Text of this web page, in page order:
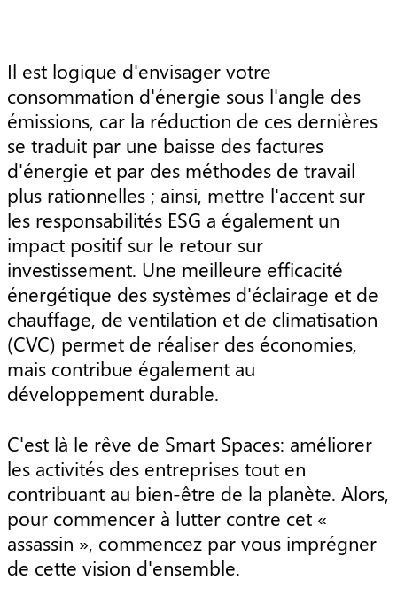
Il est logique d'envisager votre
consommation d'énergie sous l'angle des
émissions, car la réduction de ces dernières
se traduit par une baisse des factures
d'énergie et par des méthodes de travail
plus rationnelles ; ainsi, mettre l'accent sur
les responsabilités ESG a également un
impact positif sur le retour sur
investissement. Une meilleure efficacité
énergétique des systèmes d'éclairage et de
chauffage, de ventilation et de climatisation
(CVC) permet de réaliser des économies,
mais contribue également au
développement durable.
C'est là le rêve de Smart Spaces: améliorer
les activités des entreprises tout en
contribuant au bien-être de la planète. Alors,
pour commencer à lutter contre cet «
assassin », commencez par vous imprégner
de cette vision d'ensemble.